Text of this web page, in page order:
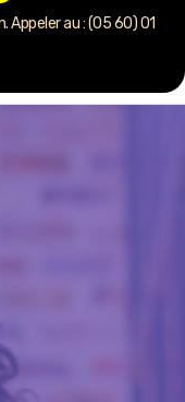
Appeler au : (05 60) 01